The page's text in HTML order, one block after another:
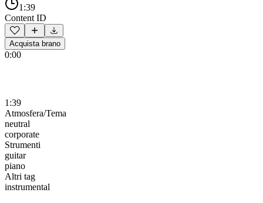
1:39
Content ID
Acquista brano
0:00
1:39
Atmosfera/Tema
neutral
corporate
Strumenti
guitar
piano
Altri tag
instrumental